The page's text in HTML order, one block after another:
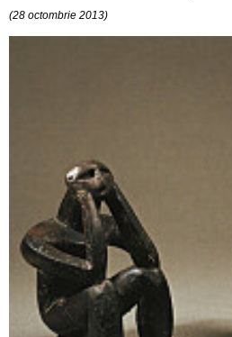
(28 octombrie 2013)